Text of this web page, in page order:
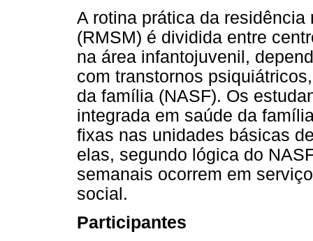
A rotina prática da
(RMSM) é dividida entre
na área infantojuvenil,
com transtornos
da família (NASF). Os
integrada em saúde da
fixas nas unidades básicas
elas, segundo lógica do
semanais ocorrem em
social.
Participantes